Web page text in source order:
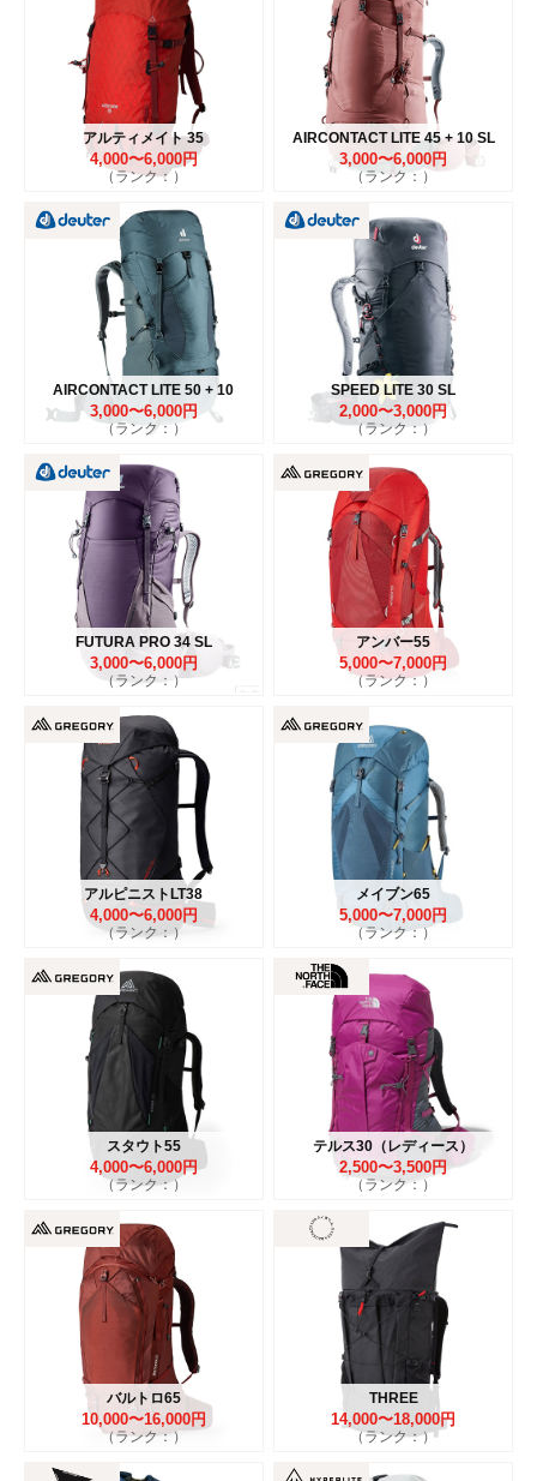
アルティメイト 35
4,000〜6,000円
（ランク：）
AIRCONTACT LITE 45 + 10 SL
3,000〜6,000円
（ランク：）
AIRCONTACT LITE 50 + 10
3,000〜6,000円
（ランク：）
SPEED LITE 30 SL
2,000〜3,000円
（ランク：）
FUTURA PRO 34 SL
3,000〜6,000円
（ランク：）
アンバー55
5,000〜7,000円
（ランク：）
アルピニストLT38
4,000〜6,000円
（ランク：）
メイブン65
5,000〜7,000円
（ランク：）
スタウト55
4,000〜6,000円
（ランク：）
テルス30（レディース）
2,500〜3,500円
（ランク：）
バルトロ65
10,000〜16,000円
（ランク：）
THREE
14,000〜18,000円
（ランク：）